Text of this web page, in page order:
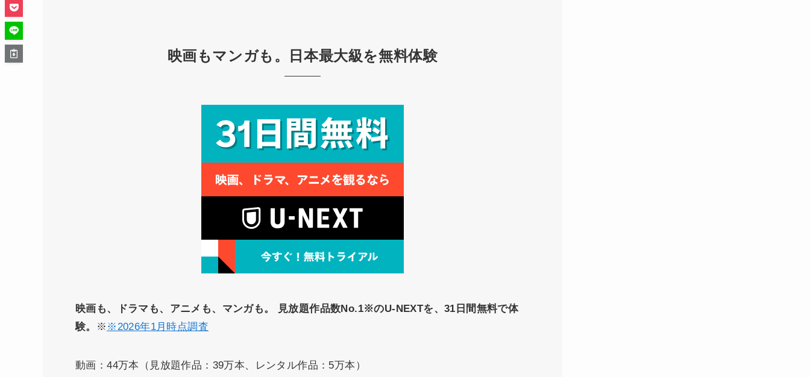
映画もマンガも。日本最大級を無料体験
映画も、ドラマも、アニメも、マンガも。
見放題作品数No.1※のU-NEXTを、31日間無料で体
験。
※ ※2026年1月時点調査
動画：44万本（見放題作品：39万本、レンタル作品：5万本）